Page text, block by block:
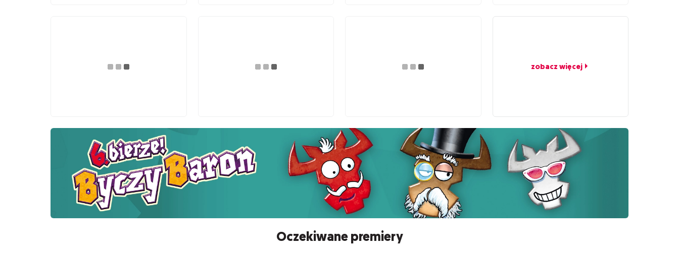
zobacz więcej
Oczekiwane premiery